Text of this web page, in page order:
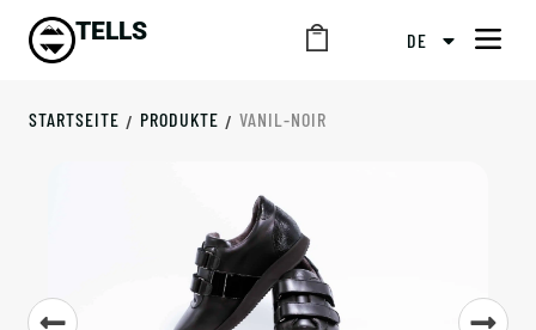
TELLS DE
STARTSEITE / PRODUKTE / VANIL-NOIR